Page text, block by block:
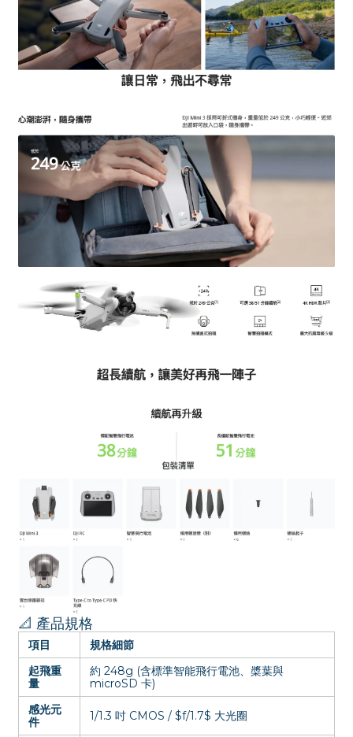
📐 產品規格
項目
規格細節
起飛重
量
約 248g (含標準智能飛行電池、槳葉與
microSD 卡)
感光元
件
1/1.3 吋 CMOS / $f/1.7$ 大光圈